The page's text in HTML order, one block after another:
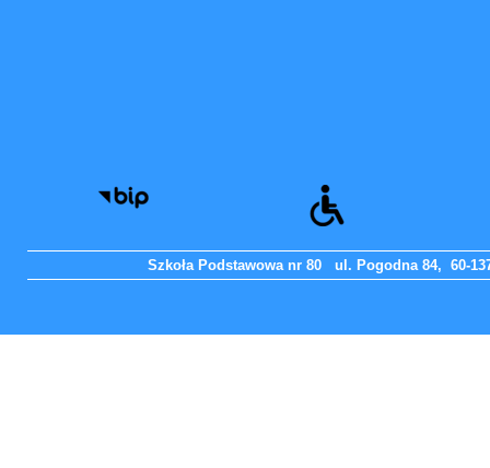
Szkoła Podstawowa nr 80 ul. Pogodna 84, 60-